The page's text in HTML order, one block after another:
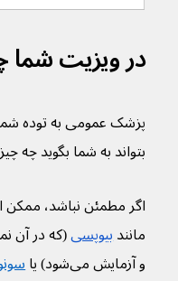
در ویزیت شما چه
بتواند به شما بگوید
مانند بیوپسی (که در آن
و آزمایش می‌شود) یا